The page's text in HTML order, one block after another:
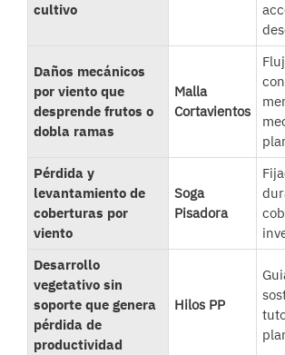
cultivo
Daños mecánicos
por viento que
desprende frutos o
dobla ramas
Malla
Cortavientos
Pérdida y
levantamiento de
coberturas por
viento
Soga
Pisadora
Desarrollo
vegetativo sin
soporte que genera
pérdida de
productividad
Hilos PP